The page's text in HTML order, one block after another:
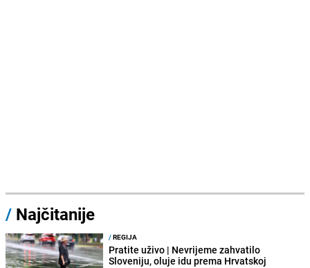
/ Najčitanije
/REGIJA
Pratite uživo | Nevrijeme zahvatilo
Sloveniju, oluje idu prema Hrvatskoj